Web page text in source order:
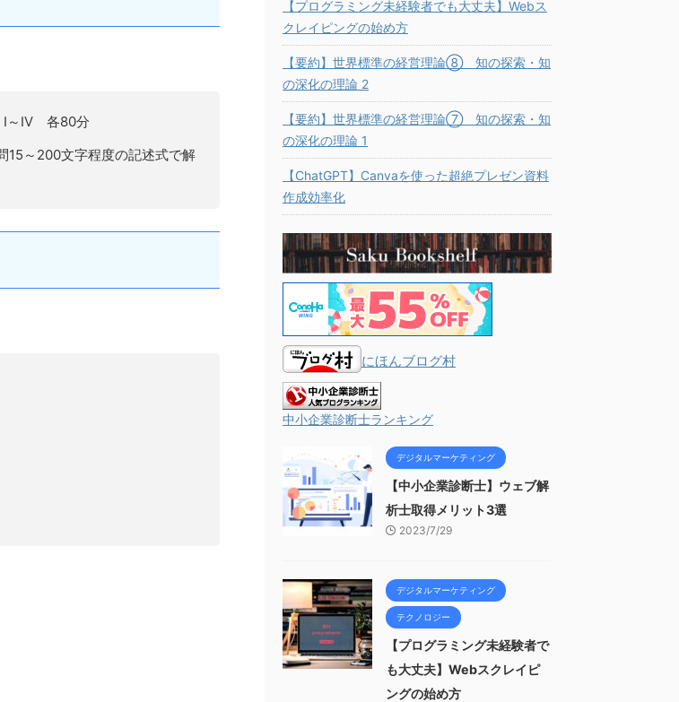
I～Ⅳ 各80分
15～200文字程度の記述式で解
【プログラミング未経験者でも大丈夫】Webス
クレイピングの始め方
【要約】世界標準の経営理論⑧ 知の探索・知
の深化の理論 2
【要約】世界標準の経営理論⑦ 知の探索・知
の深化の理論 1
【ChatGPT】Canvaを使った超絶プレゼン資料
作成効率化
にほんブログ村
中小企業診断士ランキング
デジタルマーケティング
【中小企業診断士】ウェブ解
析士取得メリット3選
2023/7/29
デジタルマーケティング
テクノロジー
【プログラミング未経験者で
も大丈夫】Webスクレイピ
ングの始め方